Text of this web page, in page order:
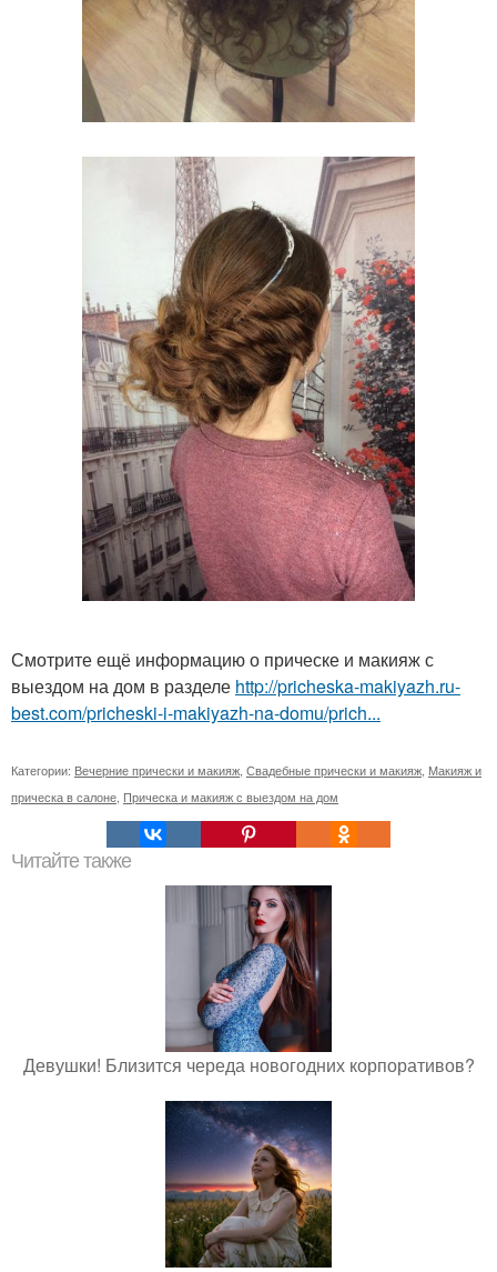
Смотрите ещё информацию о прическе и макияж с
выездом на дом в разделе http://pricheska-makiyazh.ru-
best.com/pricheski-i-makiyazh-na-domu/prich...
Категории: Вечерние прически и макияж, Свадебные прически и макияж, Макияж и
прическа в салоне, Прическа и макияж с выездом на дом
Читайте также
Девушки! Близится череда новогодних корпоративов?